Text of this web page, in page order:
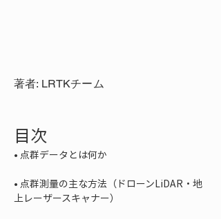
著者: LRTKチーム
目次
•
• 点群測量の主な方法（ドローンLiDAR・地